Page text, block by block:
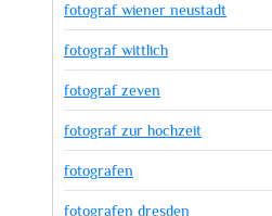
fotograf wiener neustadt
fotograf wittlich
fotograf zeven
fotograf zur hochzeit
fotografen
fotografen dresden